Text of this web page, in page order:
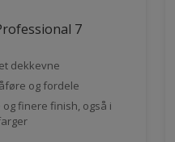
7
dekkevne
og fordele
og finere finish, også i